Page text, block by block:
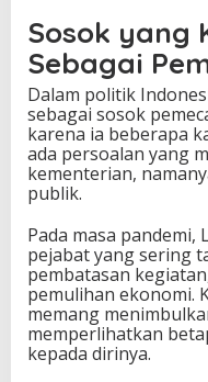
Sosok yang
Sebagai
Dalam politik
sebagai sosok
karena ia beberapa
ada persoalan yang
kementerian,
publik.
Pada masa
pejabat yang sering
pembatasan
pemulihan ekonomi.
memang
memperlihatkan
kepada dirinya.